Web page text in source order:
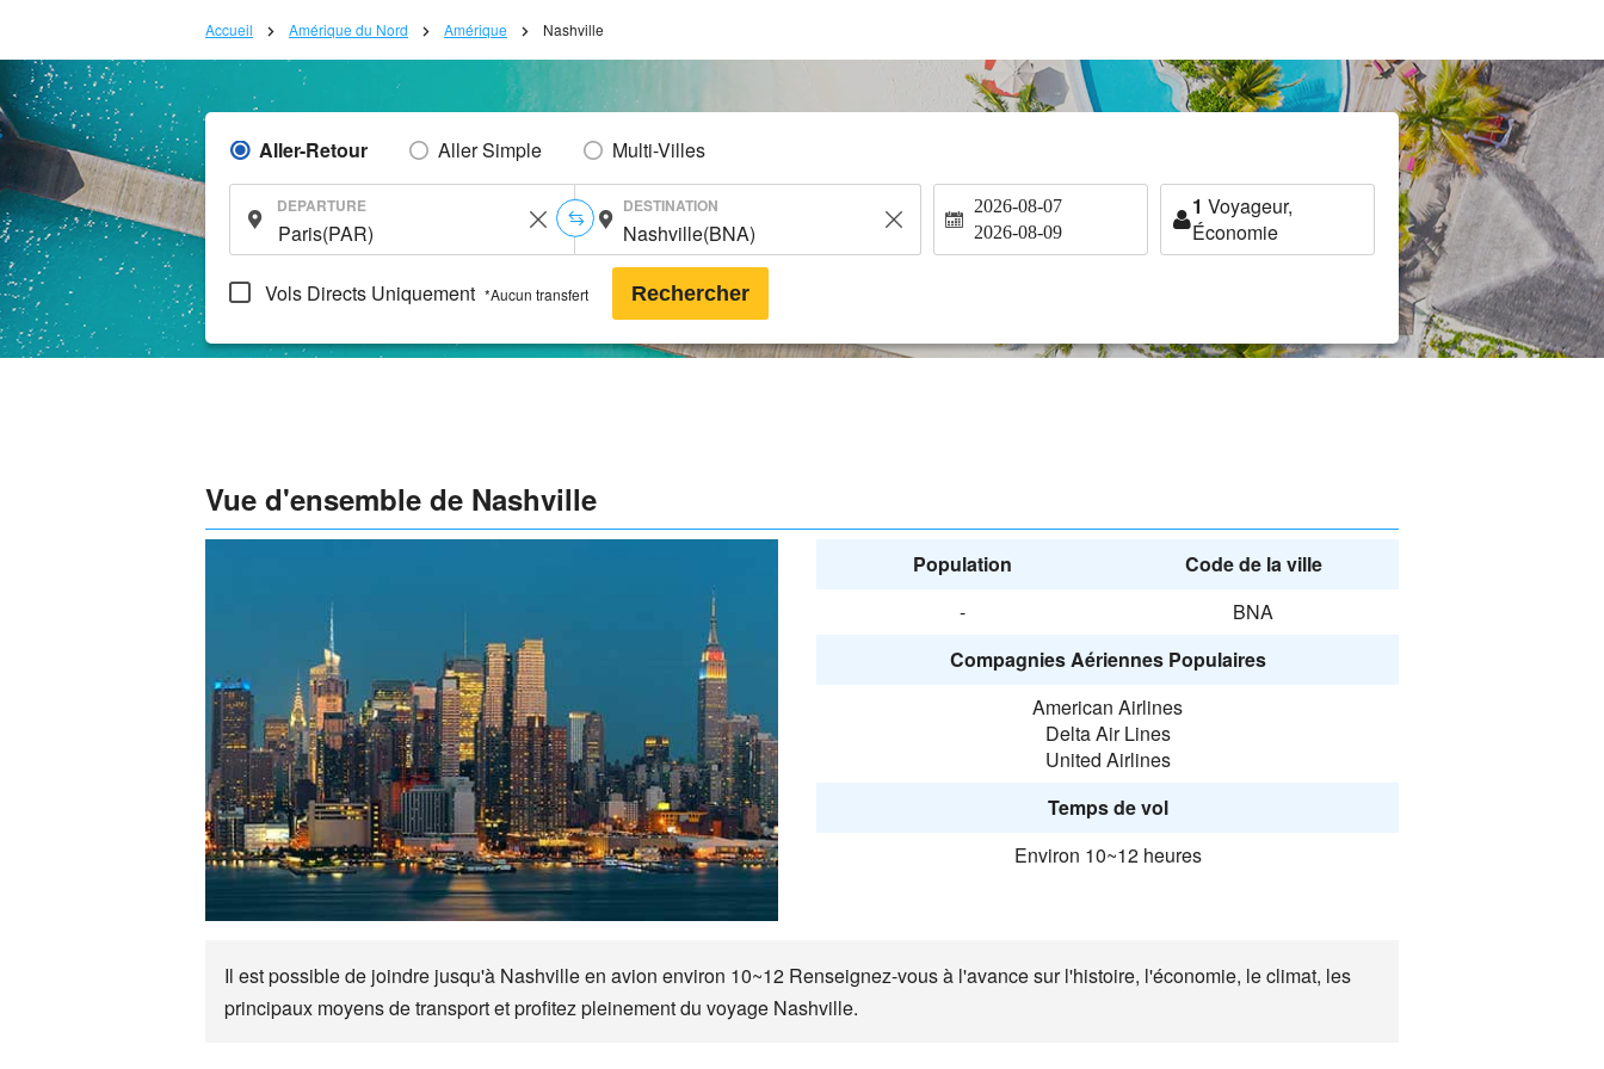
Accueil Amérique du Nord Amérique Nashville
Aller-Retour Aller Simple Multi-Villes
DEPARTURE DESTINATION 2026-08-07
2026-08-09
1 Voyageur,
Économie
Vols Directs Uniquement *Aucun transfert Rechercher
Vue d'ensemble de Nashville
Population
Code de la ville
-
BNA
Compagnies Aériennes Populaires
American Airlines
Delta Air Lines
United Airlines
Temps de vol
Environ 10~12 heures
Il est possible de joindre jusqu'à Nashville en avion environ 10~12 Renseignez-vous à l'avance sur l'histoire, l'économie, le climat, les
principaux moyens de transport et profitez pleinement du voyage Nashville.